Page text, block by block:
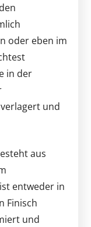
oder eben im
in der
und
aus
entweder in
Finisch
und